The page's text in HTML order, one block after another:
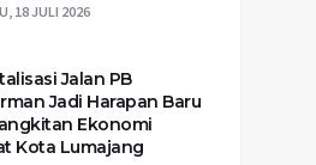
18 JULI 2026
Jalan PB
Jadi Harapan Baru
Ekonomi
Kota Lumajang